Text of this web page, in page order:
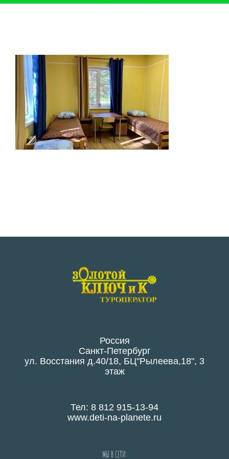
Россия
Санкт-Петербург
ул. Восстания д.40/18, БЦ"Рылеева,18", 3
этаж
Тел: 8 812 915-13-94
www.deti-na-planete.ru
МЫ В СЕТИ: